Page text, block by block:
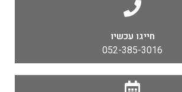
חייגו עכשיו
052-385-3016